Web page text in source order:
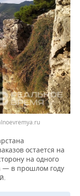
остается на
на одного
— в прошлом году